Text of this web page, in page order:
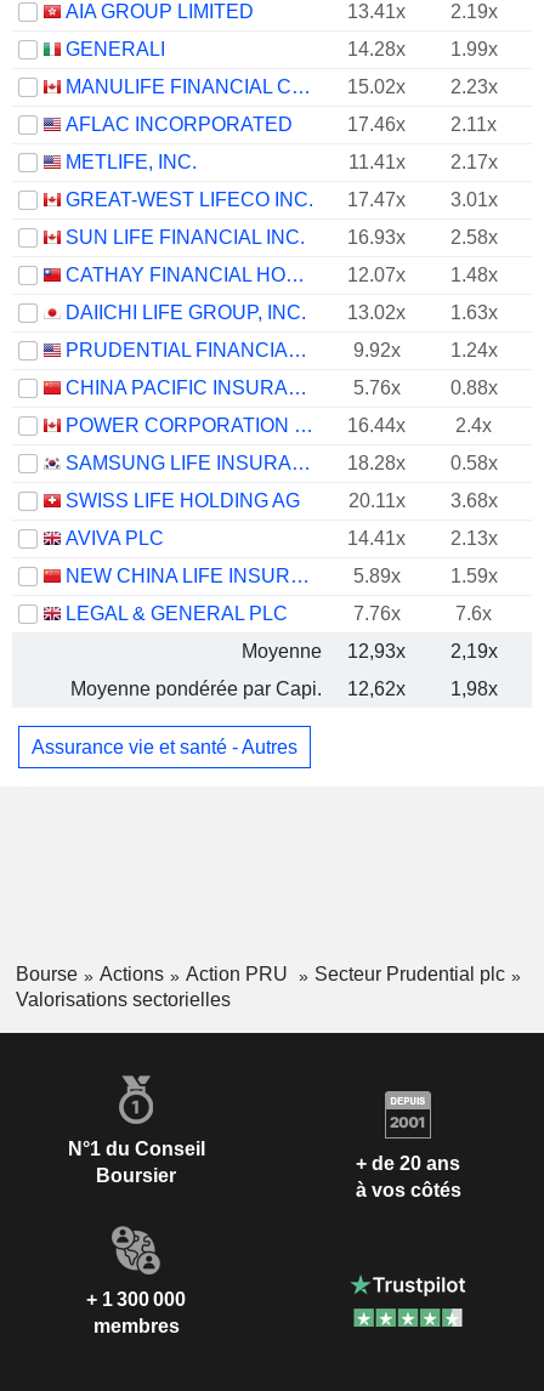
AIA GROUP LIMITED
13.41x
2.19x
GENERALI
14.28x
1.99x
MANULIFE FINANCIAL CORPORATION
15.02x
2.23x
AFLAC INCORPORATED
17.46x
2.11x
METLIFE, INC.
11.41x
2.17x
GREAT-WEST LIFECO INC.
17.47x
3.01x
SUN LIFE FINANCIAL INC.
16.93x
2.58x
CATHAY FINANCIAL HOLDING CO., LTD.
12.07x
1.48x
DAIICHI LIFE GROUP, INC.
13.02x
1.63x
PRUDENTIAL FINANCIAL, INC.
9.92x
1.24x
CHINA PACIFIC INSURANCE (GROUP) CO., LTD.
5.76x 0.88x
POWER CORPORATION OF CANADA
16.44x
2.4x
SAMSUNG LIFE INSURANCE CO., LTD.
18.28x
0.58x
SWISS LIFE HOLDING AG
20.11x
3.68x
AVIVA PLC
14.41x
2.13x
NEW CHINA LIFE INSURANCE COMPANY LTD.
5.89x
1.59x
LEGAL & GENERAL PLC
7.76x
7.6x
Moyenne
12,93x
2,19x
Moyenne pondérée par Capi.
12,62x 1,98x
Assurance vie et santé - Autres
Bourse Actions Action PRU
Secteur Prudential plc
Valorisations sectorielles
N°1 du Conseil
Boursier
+ de 20 ans
à vos côtés
+ 1 300 000
membres